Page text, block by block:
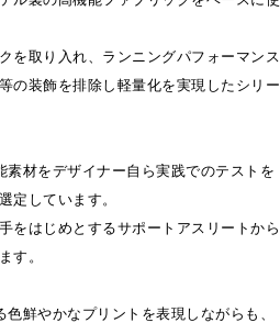
を取り入れ、ランニングパフォーマンス
の装飾を排除し軽量化を実現したシリー
素材をデザイナー自ら実践でのテストを
定しています。
をはじめとするサポートアスリートから
す。
鮮やかなプリントを表現しながらも、